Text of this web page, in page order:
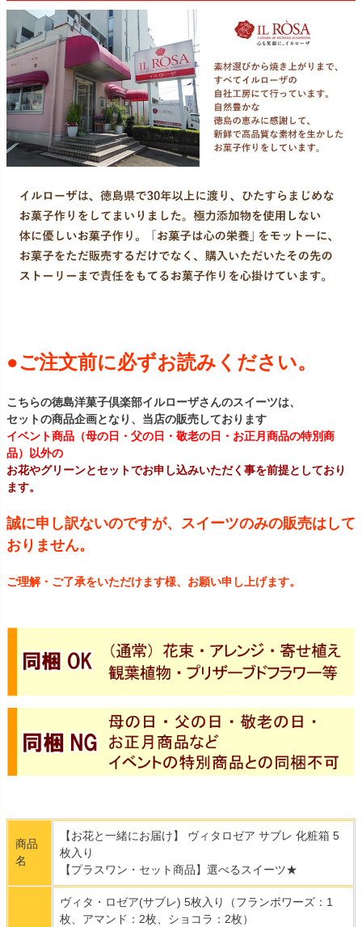
●ご注文前に必ずお読みください。
こちらの徳島洋菓子倶楽部イルローザさんのスイーツは、
セットの商品企画となり、当店の販売しております
イベント商品（母の日・父の日・敬老の日・お正月商品の特別商
品）以外の
お花やグリーンとセットでお申し込みいただく事を前提としており
ます。
誠に申し訳ないのですが、スイーツのみの販売はして
おりません。
ご理解・ご了承をいただけます様、お願い申し上げます。
商品
名
【お花と一緒にお届け】 ヴィタロゼア サブレ 化粧箱 5
枚入り
【プラスワン・セット商品】選べるスイーツ★
ヴィタ・ロゼア(サブレ) 5枚入り（フランボワーズ：1
枚、アマンド：2枚、ショコラ：2枚）